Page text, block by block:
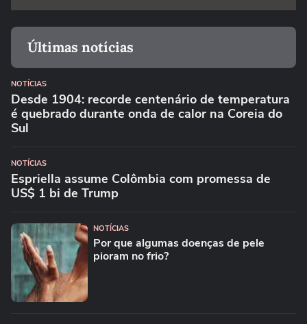
Últimas notícias
NOTÍCIAS
Desde 1904: recorde centenário de temperatura
é quebrado durante onda de calor na Coreia do
Sul
NOTÍCIAS
Espriella assume Colômbia com promessa de
US$ 1 bi de Trump
NOTÍCIAS
Por que algumas doenças de pele
pioram no frio?